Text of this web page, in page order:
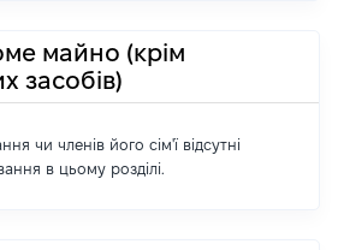
майно (крім
засобів)
чи членів його сім'ї відсутні
в цьому розділі.